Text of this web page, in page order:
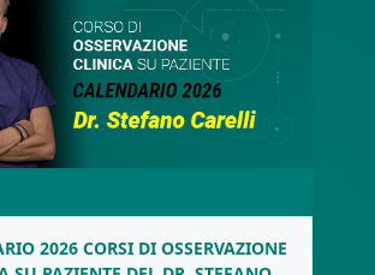
2026 CORSI DI OSSERVAZIONE